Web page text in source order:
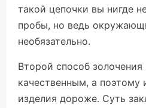
такой цепочки вы нигде
пробы, но ведь
необязательно.
Второй способ золочения
качественным, а поэтому
изделия дороже. Суть